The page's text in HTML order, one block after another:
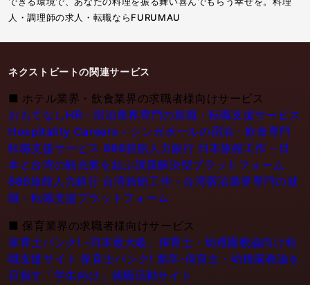
人・調理師の求人・転職ならFURUMAU
ネクストビートの関連サービス
■ ホテル業界・飲食業界の求職者様向けサービス
おもてなしHR - 宿泊業界専門の就職・転職支援サービス
Hospitality Careers - シンガポールの宿泊・飲食専門
転職支援サービス 886旅館人力銀行 日本旅館工作 - 日
本と台湾の観光業を結ぶ課題解決型プラットフォーム
886旅館人力銀行 台湾旅館工作 - 台湾宿泊業界専門の就
職・転職支援プラットフォーム
■ 保育業界の求職者様向けサービス
保育士バンク! -日本最大級。保育士・幼稚園教論向け転
職支援サイト 保育士バンク! 新卒-保育士・幼稚園教論を
目指す「学生向け」就職活動サイト